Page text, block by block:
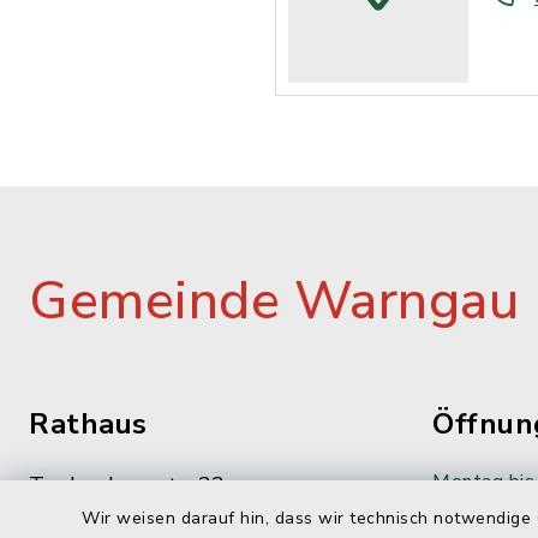
Wir weisen darauf hin, dass wir technisch
Gemeinde Warngau
Rathaus
Taubenbergstr. 33
83627 Oberwarngau
Montag
08:00-